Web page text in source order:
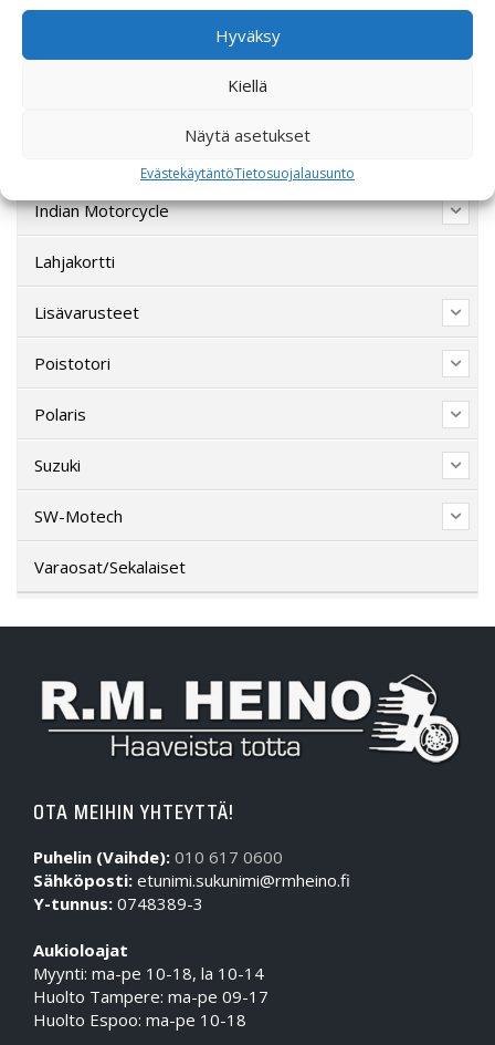
Hyväksy
Kiellä
Näytä asetukset
EvästekäytäntöTietosuojalausunto
Ajovarusteet
CFMOTO
Indian Motorcycle
Lahjakortti
Lisävarusteet
Poistotori
Polaris
Suzuki
SW-Motech
Varaosat/Sekalaiset
OTA MEIHIN YHTEYTTÄ!
Puhelin (Vaihde): 010 617 0600
Sähköposti: etunimi.sukunimi@rmheino.fi
Y-tunnus: 0748389-3
Aukioloajat
Myynti: ma-pe 10-18, la 10-14
Huolto Tampere: ma-pe 09-17
Huolto Espoo: ma-pe 10-18